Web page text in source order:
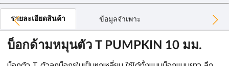
รายละเอียดสินค้า ข้อมูลจำเพาะ
บ็อกด้ามหมุนตัว T PUMPKIN 10 มม.